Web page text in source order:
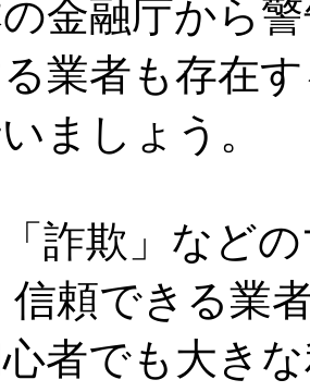
金融庁から
業者も存在
ましょう。
「詐欺」など
信頼できる業
者でも大き